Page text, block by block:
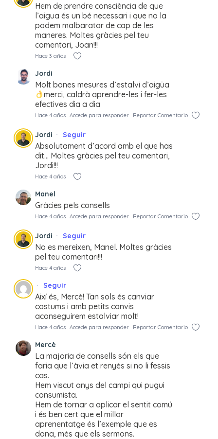
Hem de prendre consciència de que
l’aigua és un bé necessari i que no la
podem malbaratar de cap de les
maneres. Moltes gràcies pel teu
comentari, Joan!!!
Hace 3 años
Jordi
Molt bones mesures d’estalvi d’aigüa
merci, caldrà aprendre-les i fer-les
efectives dia a dia
Hace 4 años Accede para responder Reportar Comentario
Jordi Seguir
Absolutament d’acord amb el que has
dit… Moltes gràcies pel teu comentari,
Jordi!!!
Hace 4 años
Manel
Gràcies pels consells
Hace 4 años Accede para responder Reportar Comentario
Jordi Seguir
No es mereixen, Manel. Moltes gràcies
pel teu comentari!!!
Hace 4 años
Seguir
Així és, Mercè! Tan sols és canviar
costums i amb petits canvis
aconseguirem estalviar molt!
Hace 4 años Accede para responder Reportar Comentario
Mercè
La majoria de consells són els que
faria que l’àvia et renyés si no li fessis
cas.
Hem viscut anys del campi qui pugui
consumista.
Hem de tornar a aplicar el sentit comú
i és ben cert que el millor
aprenentatge és l’exemple que es
dona, més que els sermons.